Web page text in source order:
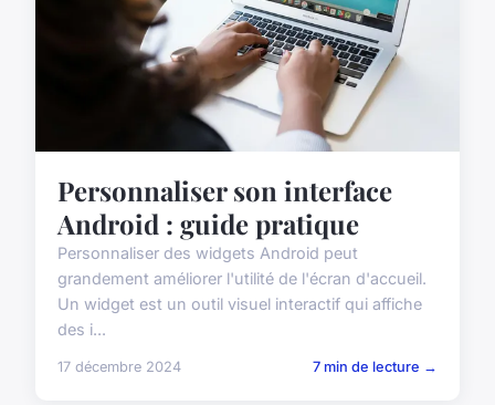
Personnaliser son interface
Android : guide pratique
Personnaliser des widgets Android peut
grandement améliorer l'utilité de l'écran d'accueil.
Un widget est un outil visuel interactif qui affiche
des i...
17 décembre 2024 7 min de lecture →